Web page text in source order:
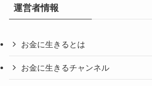
運営者情報
お金に生きるとは
お金に生きるチャンネル